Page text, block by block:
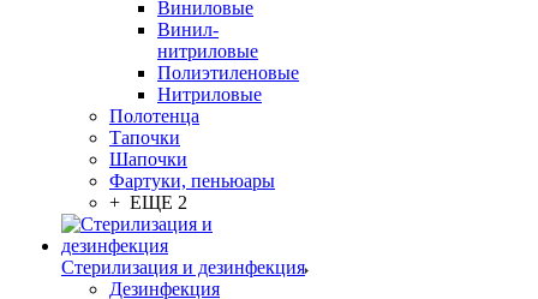
Виниловые
Винил-
нитриловые
Полиэтиленовые
Нитриловые
Полотенца
Тапочки
Шапочки
Фартуки, пеньюары
+ ЕЩЕ 2
Стерилизация и дезинфекция
Дезинфекция